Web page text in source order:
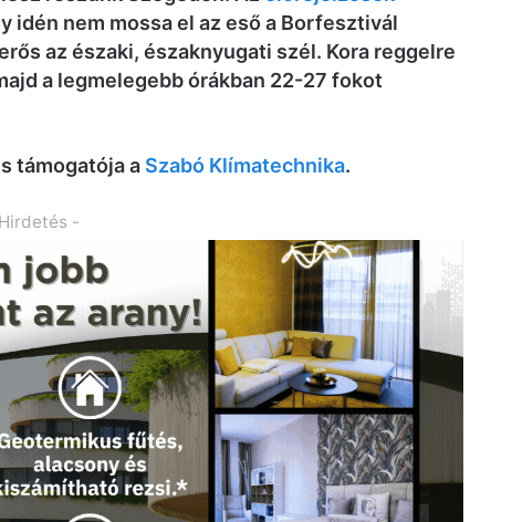
nem mossa el az eső a Borfesztivál
az északi, északnyugati szél. Kora reggelre
a legmelegebb órákban 22-27 fokot
támogatója a Szabó Klímatechnika.
-